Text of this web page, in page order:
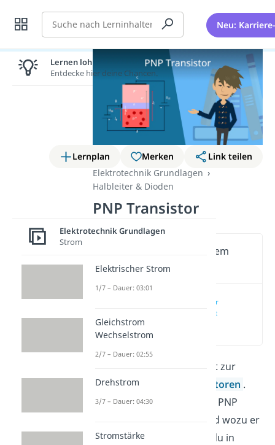
Suche Neu:
Lernplan Merken
Link teilen
Elektrotechnik Grundlagen
Halbleiter & Dioden
PNP Transistor
Wichtige Inhalte in diesem
Video
PNP Transistor
einfach erklärt
gehört zur
Familie der
Bipolartransistoren .
Was das bedeutet, wie der PNP
Transistor funktioniert und wozu er
verwendet wird, erfährst du in
Lernen lohnt sich!
Entdecke hier deine Chancen.
Elektrotechnik Grundlagen
Strom
Elektrischer Strom
1/7 – Dauer: 03:01
Gleichstrom
Wechselstrom
2/7 – Dauer: 02:55
Drehstrom
3/7 – Dauer: 04:30
Stromstärke